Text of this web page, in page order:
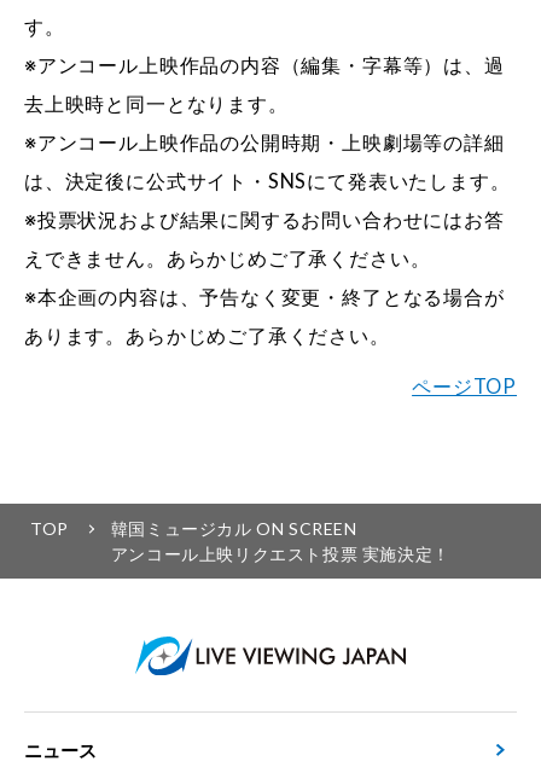
す。
※アンコール上映作品の内容（編集・字幕等）は、過
去上映時と同一となります。
※アンコール上映作品の公開時期・上映劇場等の詳細
は、決定後に公式サイト・SNSにて発表いたします。
※投票状況および結果に関するお問い合わせにはお答
えできません。あらかじめご了承ください。
※本企画の内容は、予告なく変更・終了となる場合が
あります。あらかじめご了承ください。
ページTOP
TOP
韓国ミュージカル ON SCREEN
アンコール上映リクエスト投票 実施決定！
ニュース